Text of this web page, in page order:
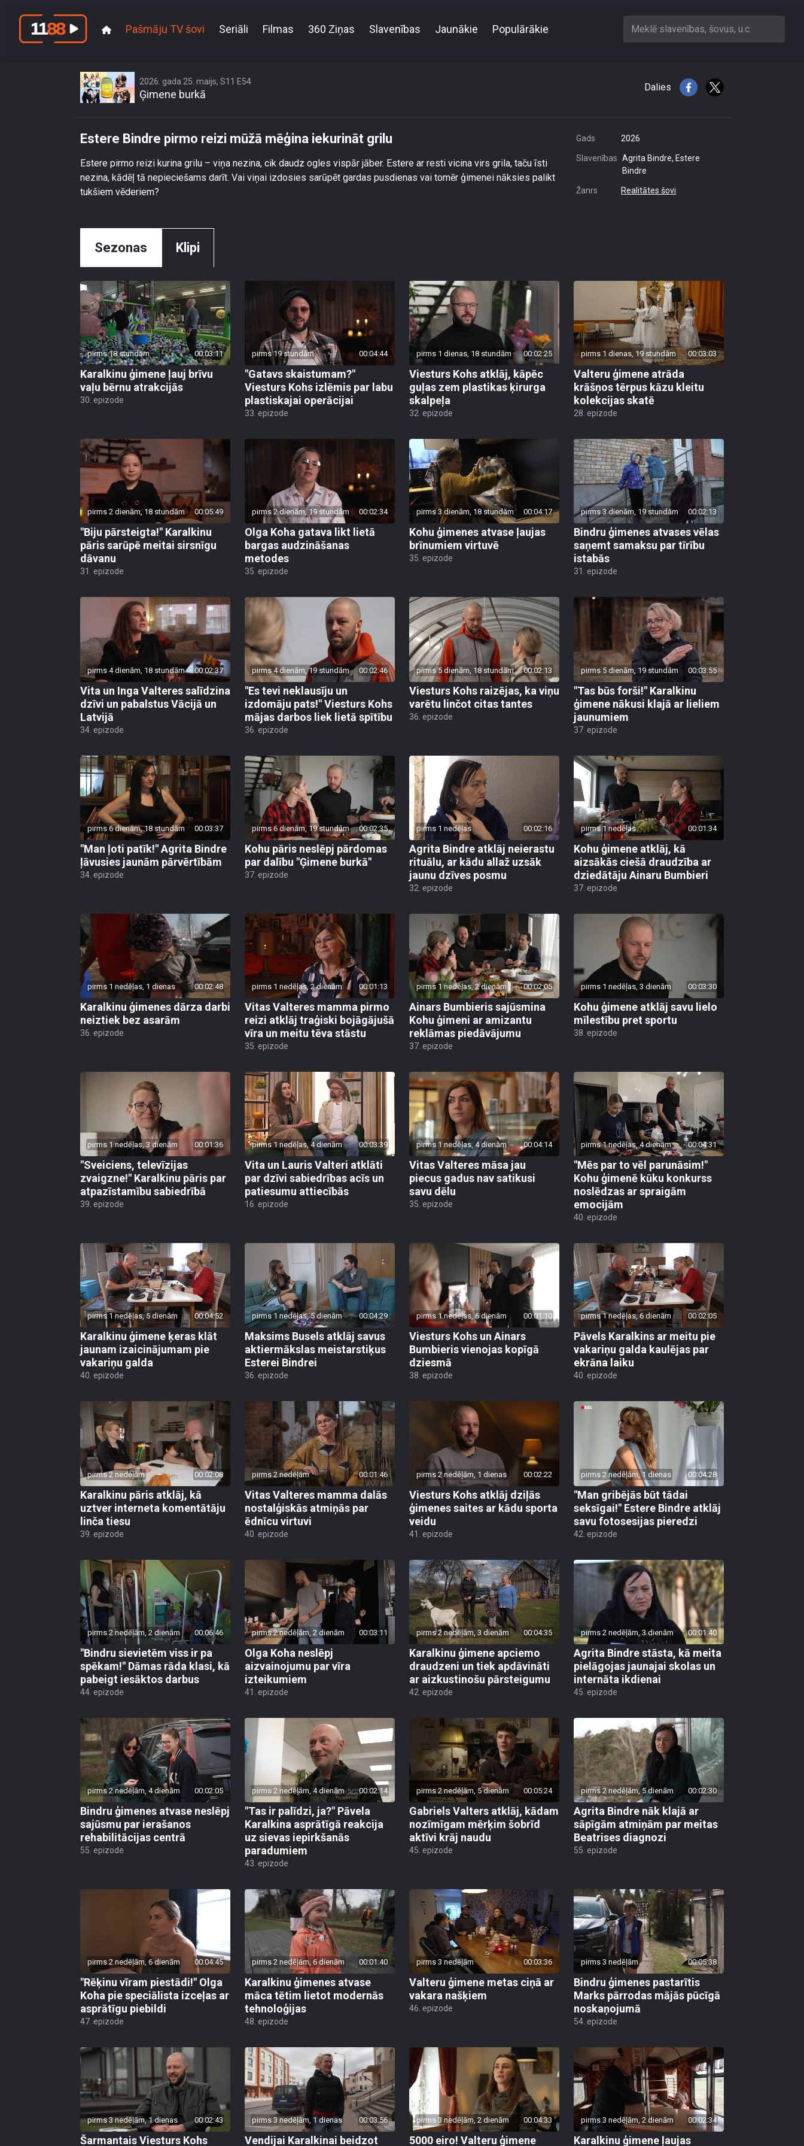
Pašmāju TV šovi Seriāli Filmas 360 Ziņas Slavenības Jaunākie Populārākie Meklē slavenības, šovus, u.c.
2026. gada 25. maijs, S11 E54
Ģimene burkā
Dalies
Estere Bindre pirmo reizi mūžā mēģina iekurināt grilu
Estere pirmo reizi kurina grilu – viņa nezina, cik daudz ogles vispār jāber. Estere ar resti vicina virs grila, taču īsti
nezina, kādēļ tā nepieciešams darīt. Vai viņai izdosies sarūpēt gardas pusdienas vai tomēr ģimenei nāksies palikt
tukšiem vēderiem?
Gads 2026
Slavenības Agrita Bindre, Estere
Bindre
Žanrs Realitātes šovi
Sezonas Klipi
pirms 18 stundām 00:03:11
Karalkinu ģimene ļauj brīvu
vaļu bērnu atrakcijās
30. epizode
pirms 19 stundām 00:04:44
"Gatavs skaistumam?"
Viesturs Kohs izlēmis par labu
plastiskajai operācijai
33. epizode
pirms 1 dienas, 18 stundām 00:02:25
Viesturs Kohs atklāj, kāpēc
guļas zem plastikas ķirurga
skalpeļa
32. epizode
pirms 1 dienas, 19 stundām 00:03:03
Valteru ģimene atrāda
krāšņos tērpus kāzu kleitu
kolekcijas skatē
28. epizode
pirms 2 dienām, 18 stundām 00:05:49
"Biju pārsteigta!" Karalkinu
pāris sarūpē meitai sirsnīgu
dāvanu
31. epizode
pirms 2 dienām, 19 stundām 00:02:34
Olga Koha gatava likt lietā
bargas audzināšanas
metodes
35. epizode
pirms 3 dienām, 18 stundām 00:04:17
Kohu ģimenes atvase ļaujas
brīnumiem virtuvē
35. epizode
pirms 3 dienām, 19 stundām 00:02:13
Bindru ģimenes atvases vēlas
saņemt samaksu par tīrību
istabās
31. epizode
pirms 4 dienām, 18 stundām 00:02:37
Vita un Inga Valteres salīdzina
dzīvi un pabalstus Vācijā un
Latvijā
34. epizode
pirms 4 dienām, 19 stundām 00:02:46
"Es tevi neklausīju un
izdomāju pats!" Viesturs Kohs
mājas darbos liek lietā spītību
36. epizode
pirms 5 dienām, 18 stundām 00:02:13
Viesturs Kohs raizējas, ka viņu
varētu linčot citas tantes
36. epizode
pirms 5 dienām, 19 stundām 00:03:55
"Tas būs forši!" Karalkinu
ģimene nākusi klajā ar lieliem
jaunumiem
37. epizode
pirms 6 dienām, 18 stundām 00:03:37
"Man ļoti patīk!" Agrita Bindre
ļāvusies jaunām pārvērtībām
34. epizode
pirms 6 dienām, 19 stundām 00:02:35
Kohu pāris neslēpj pārdomas
par dalību "Ģimene burkā"
37. epizode
pirms 1 nedēļas 00:02:16
Agrita Bindre atklāj neierastu
rituālu, ar kādu allaž uzsāk
jaunu dzīves posmu
32. epizode
pirms 1 nedēļas 00:01:34
Kohu ģimene atklāj, kā
aizsākās ciešā draudzība ar
dziedātāju Ainaru Bumbieri
37. epizode
pirms 1 nedēļas, 1 dienas 00:02:48
Karalkinu ģimenes dārza darbi
neiztiek bez asarām
36. epizode
pirms 1 nedēļas, 2 dienām 00:01:13
Vitas Valteres mamma pirmo
reizi atklāj traģiski bojāgājušā
vīra un meitu tēva stāstu
35. epizode
pirms 1 nedēļas, 2 dienām 00:02:05
Ainars Bumbieris sajūsmina
Kohu ģimeni ar amizantu
reklāmas piedāvājumu
37. epizode
pirms 1 nedēļas, 3 dienām 00:03:30
Kohu ģimene atklāj savu lielo
mīlestību pret sportu
38. epizode
pirms 1 nedēļas, 3 dienām 00:01:36
"Sveiciens, televīzijas
zvaigzne!" Karalkinu pāris par
atpazīstamību sabiedrībā
39. epizode
pirms 1 nedēļas, 4 dienām 00:03:39
Vita un Lauris Valteri atklāti
par dzīvi sabiedrības acīs un
patiesumu attiecībās
16. epizode
pirms 1 nedēļas, 4 dienām 00:04:14
Vitas Valteres māsa jau
piecus gadus nav satikusi
savu dēlu
35. epizode
pirms 1 nedēļas, 4 dienām 00:04:31
"Mēs par to vēl parunāsim!"
Kohu ģimenē kūku konkurss
noslēdzas ar spraigām
emocijām
40. epizode
pirms 1 nedēļas, 5 dienām 00:04:52
Karalkinu ģimene ķeras klāt
jaunam izaicinājumam pie
vakariņu galda
40. epizode
pirms 1 nedēļas, 5 dienām 00:04:29
Maksims Busels atklāj savus
aktiermākslas meistarstiķus
Esterei Bindrei
36. epizode
pirms 1 nedēļas, 6 dienām 00:01:10
Viesturs Kohs un Ainars
Bumbieris vienojas kopīgā
dziesmā
38. epizode
pirms 1 nedēļas, 6 dienām 00:02:05
Pāvels Karalkins ar meitu pie
vakariņu galda kaulējas par
ekrāna laiku
40. epizode
pirms 2 nedēļām 00:02:08
Karalkinu pāris atklāj, kā
uztver interneta komentātāju
linča tiesu
39. epizode
pirms 2 nedēļām 00:01:46
Vitas Valteres mamma dalās
nostalģiskās atmiņās par
ēdnīcu virtuvi
40. epizode
pirms 2 nedēļām, 1 dienas 00:02:22
Viesturs Kohs atklāj dziļās
ģimenes saites ar kādu sporta
veidu
41. epizode
pirms 2 nedēļām, 1 dienas 00:04:28
"Man gribējās būt tādai
seksīgai!" Estere Bindre atklāj
savu fotosesijas pieredzi
42. epizode
pirms 2 nedēļām, 2 dienām 00:06:46
"Bindru sievietēm viss ir pa
spēkam!" Dāmas rāda klasi, kā
pabeigt iesāktos darbus
44. epizode
pirms 2 nedēļām, 2 dienām 00:03:11
Olga Koha neslēpj
aizvainojumu par vīra
izteikumiem
41. epizode
pirms 2 nedēļām, 3 dienām 00:04:35
Karalkinu ģimene apciemo
draudzeni un tiek apdāvināti
ar aizkustinošu pārsteigumu
42. epizode
pirms 2 nedēļām, 3 dienām 00:01:40
Agrita Bindre stāsta, kā meita
pielāgojas jaunajai skolas un
internāta ikdienai
45. epizode
pirms 2 nedēļām, 4 dienām 00:02:05
Bindru ģimenes atvase neslēpj
sajūsmu par ierašanos
rehabilitācijas centrā
55. epizode
pirms 2 nedēļām, 4 dienām 00:02:14
"Tas ir palīdzi, ja?" Pāvela
Karalkina asprātīgā reakcija
uz sievas iepirkšanās
paradumiem
43. epizode
pirms 2 nedēļām, 5 dienām 00:05:24
Gabriels Valters atklāj, kādam
nozīmīgam mērķim šobrīd
aktīvi krāj naudu
45. epizode
pirms 2 nedēļām, 5 dienām 00:02:30
Agrita Bindre nāk klajā ar
sāpīgām atmiņām par meitas
Beatrises diagnozi
55. epizode
pirms 2 nedēļām, 6 dienām 00:04:45
"Rēķinu vīram piestādi!" Olga
Koha pie speciālista izceļas ar
asprātīgu piebildi
47. epizode
pirms 2 nedēļām, 6 dienām 00:01:40
Karalkinu ģimenes atvase
māca tētim lietot modernās
tehnoloģijas
48. epizode
pirms 3 nedēļām 00:03:36
Valteru ģimene metas ciņā ar
vakara našķiem
46. epizode
pirms 3 nedēļām 00:05:38
Bindru ģimenes pastarītis
Marks pārrodas mājās pūcīgā
noskaņojumā
54. epizode
pirms 3 nedēļām, 1 dienas 00:02:43
Šarmantais Viesturs Kohs
pirms 3 nedēļām, 1 dienas 00:03:56
Vendijai Karalkinai beidzot
pirms 3 nedēļām, 2 dienām 00:04:33
5000 eiro! Valteru ģimene
pirms 3 nedēļām, 2 dienām 00:02:34
Karalkinu ģimene ļaujas